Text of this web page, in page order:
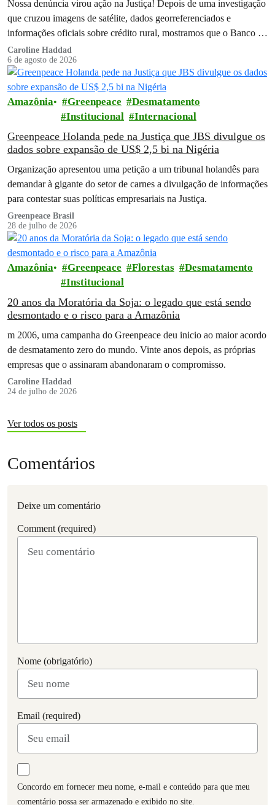
Nossa denúncia virou ação na Justiça! Depois de uma investigação
que cruzou imagens de satélite, dados georreferenciados e
informações oficiais sobre crédito rural, mostramos que o Banco do
Brasil financiou…
Caroline Haddad
6 de agosto de 2026
Amazônia Greenpeace
Desmatamento
Institucional
Internacional
Greenpeace Holanda pede na Justiça que JBS divulgue os
dados sobre expansão de US$ 2,5 bi na Nigéria
Organização apresentou uma petição a um tribunal holandês para
demandar à gigante do setor de carnes a divulgação de informações
para contestar suas políticas empresariais na Justiça.
Greenpeace Brasil
28 de julho de 2026
Amazônia Greenpeace Florestas
Desmatamento
Institucional
20 anos da Moratória da Soja: o legado que está sendo
desmontado e o risco para a Amazônia
m 2006, uma campanha do Greenpeace deu inicio ao maior acordo
de desmatamento zero do mundo. Vinte anos depois, as próprias
empresas que o assinaram abandonaram o compromisso.
Caroline Haddad
24 de julho de 2026
Ver todos os posts
Comentários
Deixe um comentário
Comment (required)
Nome (obrigatório)
Email (required)
Concordo em fornecer meu nome, e-mail e conteúdo para que meu
comentário possa ser armazenado e exibido no site.